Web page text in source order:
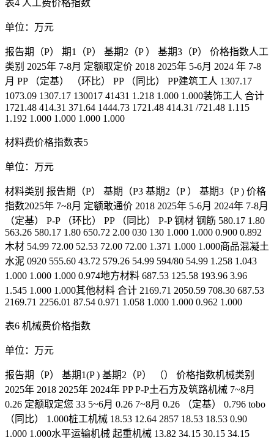
表4 人工费价格指数
单位：万元
报告期（P） 期1（P） 基期2（P ） 基期3（P） 价格指数人工
类别 2025年 7-8月 定额取定价 2018 2025年 5-6月 2024 年 7-8
月 PP （定基） （环比） PP （同比） PP建筑工人 1307.17
1073.09 1307.17 130017 41431 1.218 1.000 1.000装饰工人 合计
1721.48 414.31 371.64 1444.73 1721.48 414.31 /721.48 1.115
1.192 1.000 1.000 1.000 1.000
材料费价格指数表5
单位：万元
材料类别 报告期（P） 基期（P3 基期2（P ） 基期3（P ) 价格
指数2025年 7~8月 定额敢通价 2018 2025年 5-6月 2024年 7-8月
（定基） P-P （环比） PP （同比） P-P 钢材 钢筋 580.17 1.80
563.26 580.17 1.80 650.72 2.00 030 130 1.000 1.000 0.900 0.892
木材 54.99 72.00 52.53 72.00 72.00 1.371 1.000 1.000商品混凝土
水泥 0920 555.60 43.72 579.26 54.99 594/80 54.99 1.258 1.043
1.000 1.000 1.000 0.974地方材料 687.53 125.58 193.96 3.96
1.545 1.000 1.000其他材料 合计 2169.71 2050.59 708.30 687.53
2169.71 2256.01 87.54 0.971 1.058 1.000 1.000 0.962 1.000
表6 机械费价格指数
单位：万元
报告期（P） 基期1(P ) 基期2（P） （） 价格指数机械类别
2025年 2018 2025年 2024年 PP P-P土石方及筑路机械 7~8月
0.26 定额取定您 33 5~6月 0.26 7~8月 0.26 （定基） 0.796 tobo
（同比） 1.000桩工机械 18.53 12.64 2857 18.53 18.53 0.90
1.000 1.000水平运输机械 起重机械 13.82 34.15 30.15 34.15